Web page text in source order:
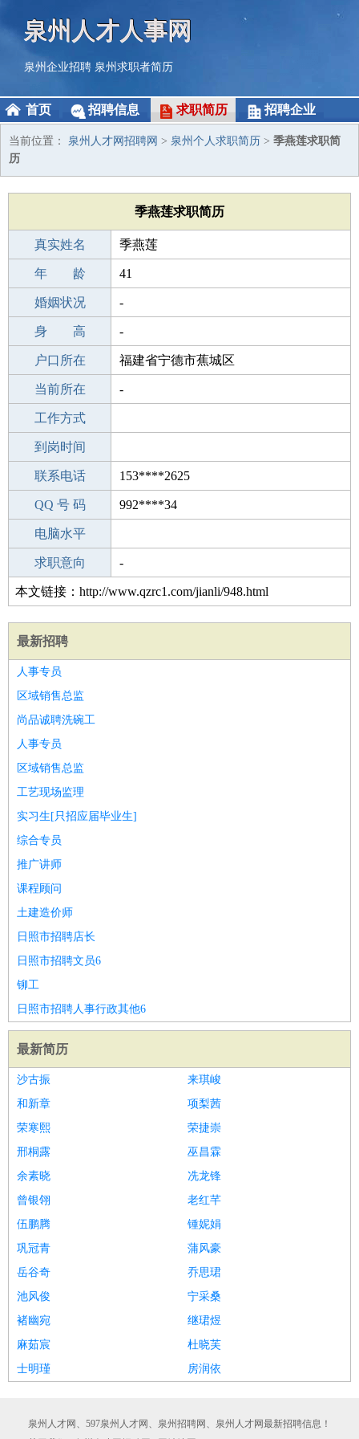
泉州人才人事网
泉州企业招聘 泉州求职者简历
首页 招聘信息 求职简历 招聘企业
当前位置： 泉州人才网招聘网 > 泉州个人求职简历 > 季燕莲求职简
历
季燕莲求职简历
真实姓名 季燕莲
性 别 女
年 龄 41
出生年月 1985-09-23
婚姻状况 -
学 历 成人教育
身 高 -
毕业学校 福建舒简职业培训学校
户口所在 福建省宁德市蕉城区
所学专业 -
当前所在 -
工作经验
工作方式
驾 照
到岗时间
期望月薪
联系电话 153****2625
手机号码 153****2625
QQ 号 码 992****34
微信号码
电脑水平
外语水平
求职意向 -
本文链接：http://www.qzrc1.com/jianli/948.html
最新招聘
人事专员
区域销售总监
尚品诚聘洗碗工
人事专员
区域销售总监
工艺现场监理
实习生[只招应届毕业生]
综合专员
推广讲师
课程顾问
土建造价师
日照市招聘店长
日照市招聘文员6
铆工
日照市招聘人事行政其他6
最新简历
沙古振
来琪峻
和新章
项梨茜
荣寒熙
荣捷崇
邢桐露
巫昌霖
余素晓
冼龙锋
曾银翎
老红芊
伍鹏腾
锺妮娟
巩冠青
蒲风豪
岳谷奇
乔思珺
池风俊
宁采桑
褚幽宛
继珺煜
麻茹宸
杜晓芙
士明瑾
房润依
泉州人才网、597泉州人才网、泉州招聘网、泉州人才网最新招聘信息！